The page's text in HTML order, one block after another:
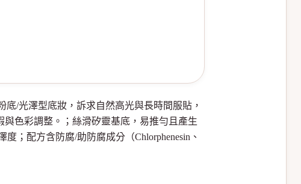
底/光澤型底妝，訴求自然高光與長時間服貼，
色彩調整。；絲滑矽靈基底，易推勻且產生
；配方含防腐/助防腐成分（Chlorphenesin、